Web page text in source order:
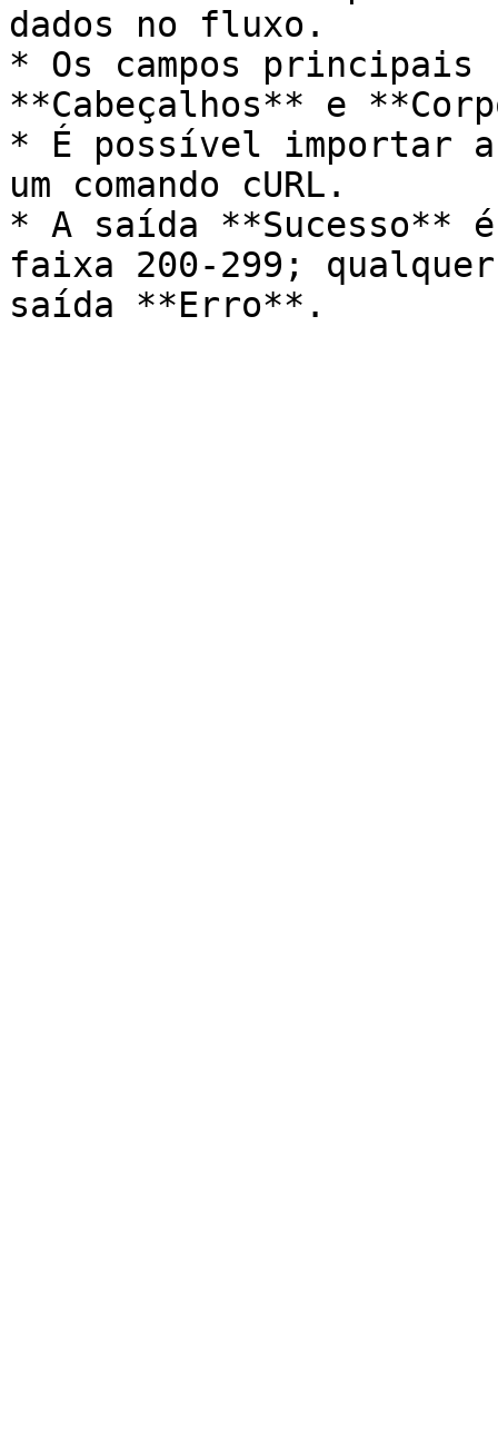
dados no fluxo.
* Os campos principais
**Cabeçalhos** e
* É possível importar
um comando cURL.
* A saída **Sucesso**
faixa 200-299;